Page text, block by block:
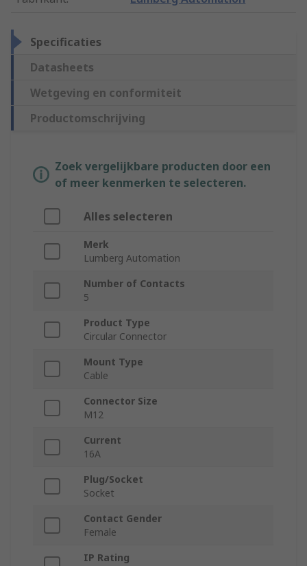
Specificaties
Datasheets
Wetgeving en conformiteit
Productomschrijving
Zoek vergelijkbare producten door een
of meer kenmerken te selecteren.
Alles selecteren
Merk
Lumberg Automation
Number of Contacts
5
Product Type
Circular Connector
Mount Type
Cable
Connector Size
M12
Current
16A
Plug/Socket
Socket
Contact Gender
Female
IP Rating